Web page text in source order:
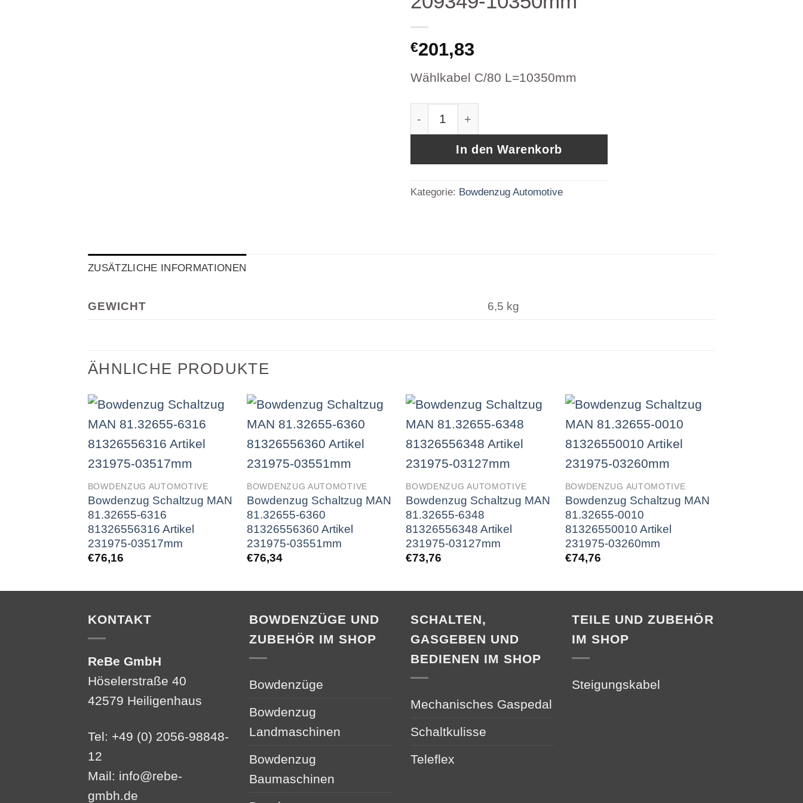
€201,83
Wählkabel C/80 L=10350mm
Iveco Bowdenzug Wählkabel 504020392 Artikel 209349-10350mm
In den Warenkorb
Kategorie: Bowdenzug Automotive
ZUSÄTZLICHE INFORMATIONEN
GEWICHT 6,5 kg
ÄHNLICHE PRODUKTE
BOWDENZUG AUTOMOTIVE
Bowdenzug Schaltzug MAN
81.32655-6316
81326556316 Artikel
231975-03517mm
€76,16
BOWDENZUG AUTOMOTIVE
Bowdenzug Schaltzug MAN
81.32655-6360
81326556360 Artikel
231975-03551mm
€76,34
BOWDENZUG AUTOMOTIVE
Bowdenzug Schaltzug MAN
81.32655-6348
81326556348 Artikel
231975-03127mm
€73,76
BOWDENZUG AUTOMOTIVE
Bowdenzug Schaltzug MAN
81.32655-0010
81326550010 Artikel
231975-03260mm
€74,76
KONTAKT
ReBe GmbH
Höselerstraße 40
42579 Heiligenhaus
Tel: +49 (0) 2056-98848-
12
Mail: info@rebe-
gmbh.de
BOWDENZÜGE UND
ZUBEHÖR IM SHOP
Bowdenzüge
Bowdenzug
Landmaschinen
Bowdenzug
Baumaschinen
SCHALTEN,
GASGEBEN UND
BEDIENEN IM SHOP
Mechanisches Gaspedal
Schaltkulisse
Teleflex
TEILE UND ZUBEHÖR
IM SHOP
Steigungskabel